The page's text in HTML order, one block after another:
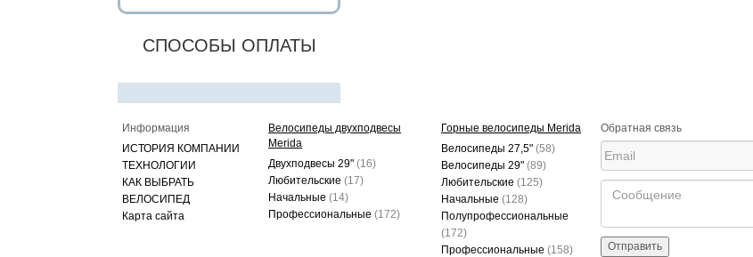
СПОСОБЫ ОПЛАТЫ
Информация
ИСТОРИЯ КОМПАНИИ
ТЕХНОЛОГИИ
КАК ВЫБРАТЬ
ВЕЛОСИПЕД
Карта сайта
Велосипеды двухподвесы
Merida
Двухподвесы 29" (16)
Любительские (17)
Начальные (14)
Профессиональные (172)
Горные велосипеды Merida
Велосипеды 27,5" (58)
Велосипеды 29" (89)
Любительские (125)
Начальные (128)
Полупрофессиональные
(172)
Профессиональные (158)
Обратная связь
Отправить